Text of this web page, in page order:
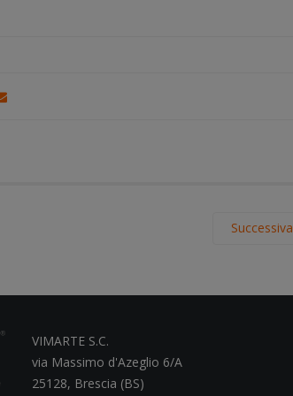
Successiva
VIMARTE S.C.
via Massimo d'Azeglio 6/A
25128, Brescia (BS)